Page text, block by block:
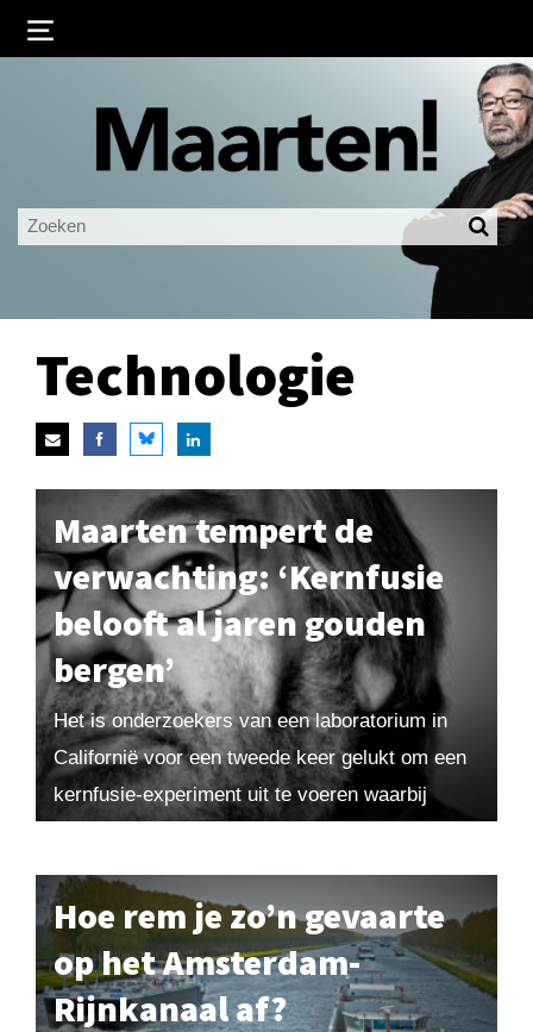
Ingelogd blijven
LOGIN
Technologie
Maarten tempert de
verwachting: ‘Kernfusie
belooft al jaren gouden
bergen’
Het is onderzoekers van een laboratorium in
Californië voor een tweede keer gelukt om een
kernfusie-experiment uit te voeren waarbij
Hoe rem je zo’n gevaarte
op het Amsterdam-
Rijnkanaal af?